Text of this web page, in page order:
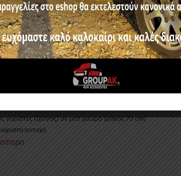
ALASKAN
€
Κωδικός προϊόντος:ΚΟΥΓ 70 BL
γυριστές (ζεύγος) σε μάτ μαύρο(μήκος 70cm)
αντοχή